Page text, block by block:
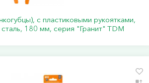
с пластиковыми рукоятками,
сталь, 180 мм, серия "Гранит" TDM